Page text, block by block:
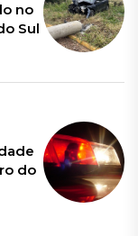
no
Sul
do